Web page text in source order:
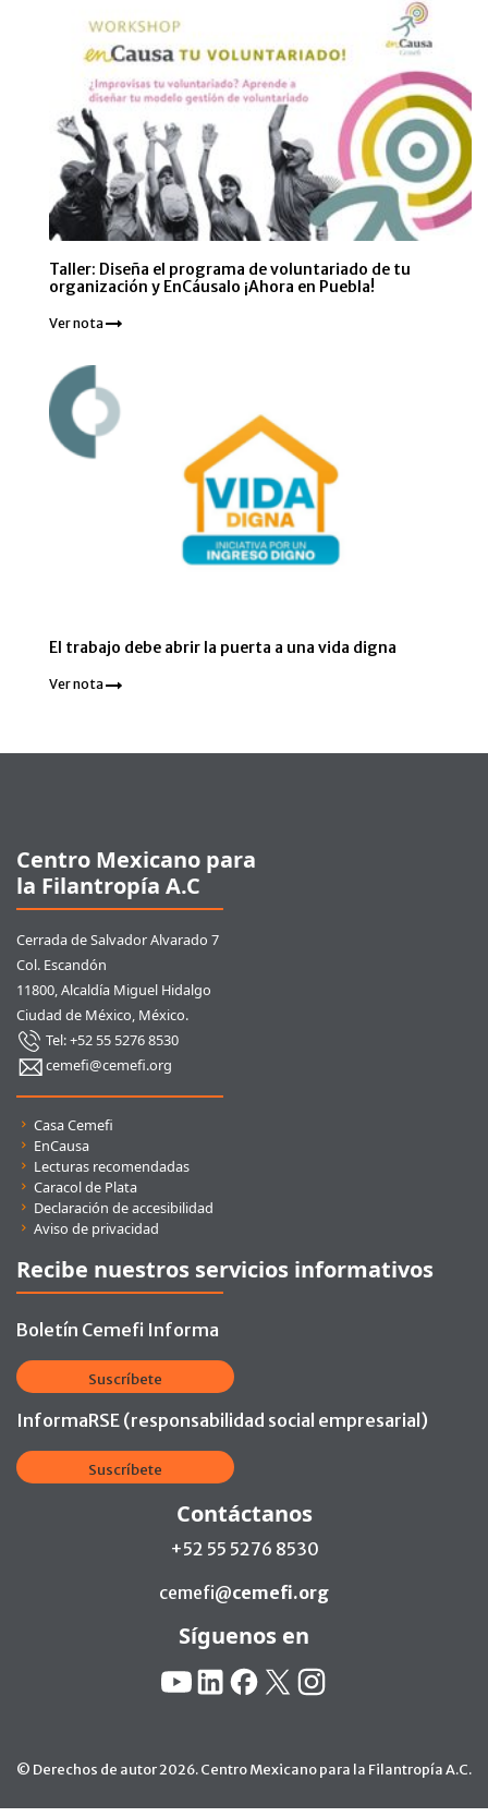
Taller: Diseña el programa de voluntariado de tu
organización y EnCáusalo ¡Ahora en Puebla!
Ver nota
El trabajo debe abrir la puerta a una vida digna
Ver nota
Centro Mexicano para
la Filantropía A.C
Cerrada de Salvador Alvarado 7
Col. Escandón
11800, Alcaldía Miguel Hidalgo
Ciudad de México, México.
Tel: +52 55 5276 8530
cemefi@cemefi.org
Enlaces rápidos
Casa Cemefi
EnCausa
Lecturas recomendadas
Caracol de Plata
Declaración de accesibilidad
Aviso de privacidad
Recibe nuestros servicios informativos
Boletín Cemefi Informa
Suscríbete
InformaRSE (responsabilidad social empresarial)
Suscríbete
Contáctanos
+52 55 5276 8530
cemefi@cemefi.org
Síguenos en
YouTube
LinkedinFacebook
X Instagram
© Derechos de autor 2026. Centro Mexicano para la Filantropía A.C.